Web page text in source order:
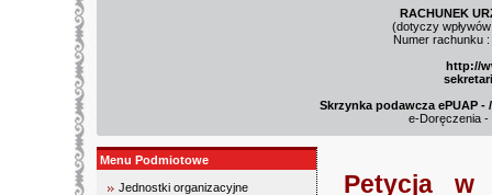
RACHUNEK
(dotyczy
Numer rachunku
http://
Skrzynka podawcza ePUAP -
e-Doręczenia -
Menu Podmiotowe
Jednostki organizacyjne
Petycja w